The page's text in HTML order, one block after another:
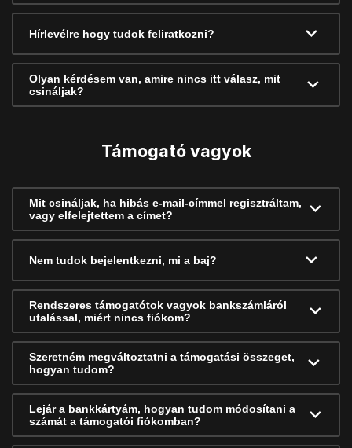
Hírlevélre hogy tudok feliratkozni?
Olyan kérdésem van, amire nincs itt válasz, mit
csináljak?
Támogató vagyok
Mit csináljak, ha hibás e-mail-címmel regisztráltam,
vagy elfelejtettem a címet?
Nem tudok bejelentkezni, mi a baj?
Rendszeres támogatótok vagyok bankszámláról
utalással, miért nincs fiókom?
Szeretném megváltoztatni a támogatási összeget,
hogyan tudom?
Lejár a bankkártyám, hogyan tudom módosítani a
számát a támogatói fiókomban?